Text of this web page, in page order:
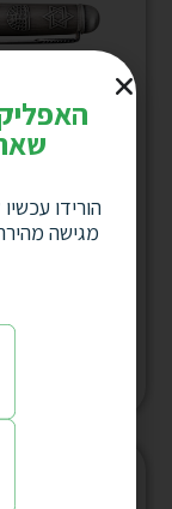
עט
מגישה